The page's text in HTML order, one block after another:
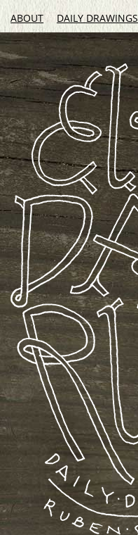
ABOUT DAILY DRAWINGS